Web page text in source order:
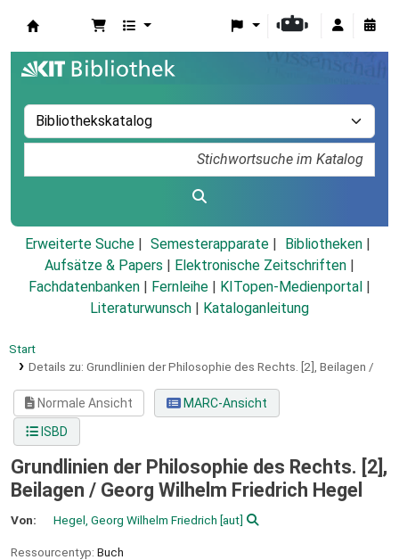
Erweiterte Suche Semesterapparate
Bibliotheken
Aufsätze & Papers
Elektronische Zeitschriften
Fachdatenbanken
Fernleihe KITopen-Medienportal
Literaturwunsch
Kataloganleitung
Start
Details zu: Grundlinien der Philosophie des Rechts. [2], Beilagen /
Normale Ansicht
MARC-Ansicht
ISBD
Grundlinien der Philosophie des Rechts. [2],
Beilagen / Georg Wilhelm Friedrich Hegel
Von: Hegel, Georg Wilhelm Friedrich [aut]
Ressourcentyp: Buch